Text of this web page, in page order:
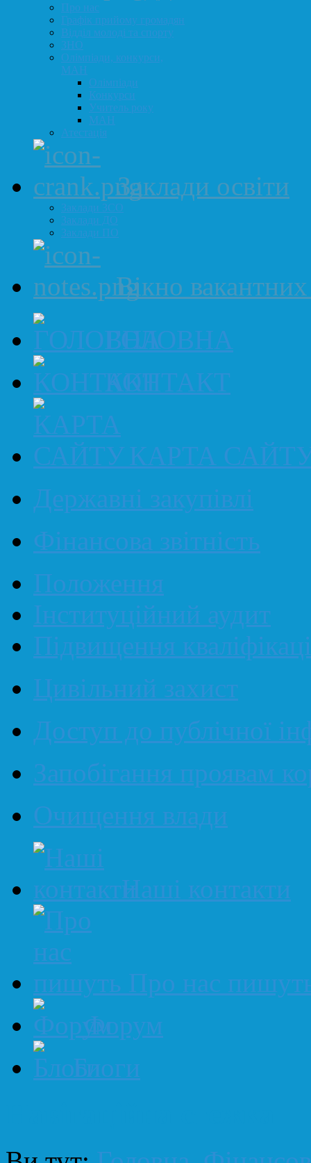
Про нас
Графік прийому громадян
Відділ молоді та спорту
ЗНО
Олімпіади, конкурси,
МАН
Олімпіади
Конкурси
Учитель року
МАН
Атестація
Заклади освіти
Заклади ЗСО
Заклади ДО
Заклади ПО
Вікно
ГОЛОВНА
КОНТАКТ
КАРТА
Державні закупівлі
Фінансова звітність
Положення
Інституційний аудит
Підвищення
Цивільний захист
Доступ до публічної
Запобігання проявам
Очищення влади
Наші контакти
Про нас
Форум
Блоги